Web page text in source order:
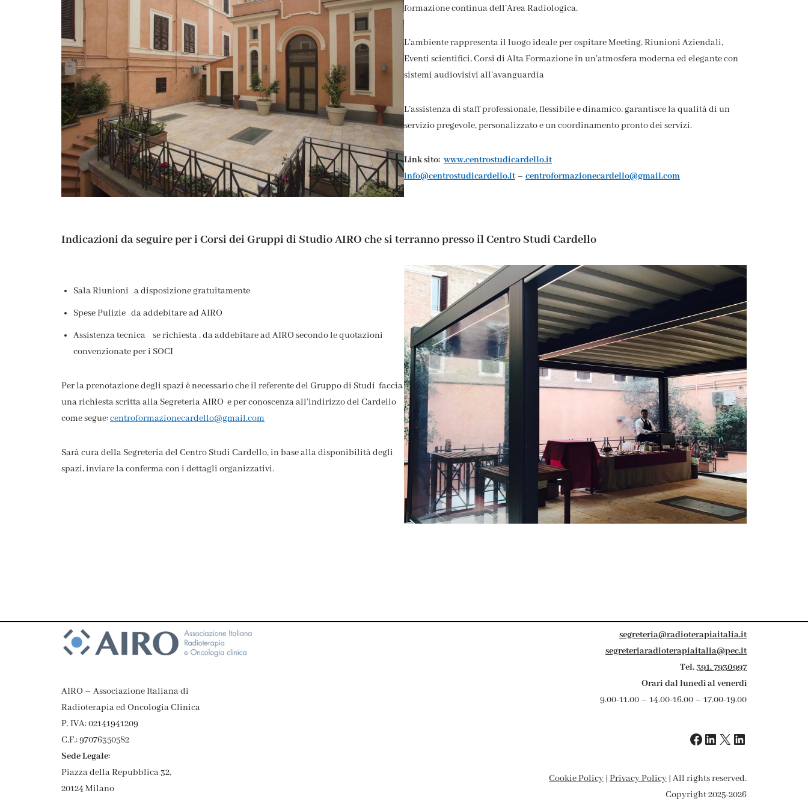
formazione continua dell’Area Radiologica.
L’ambiente rappresenta il luogo ideale per ospitare Meeting, Riunioni Aziendali,
Eventi scientifici, Corsi di Alta Formazione in un’atmosfera moderna ed elegante con
sistemi audiovisivi all’avanguardia
L’assistenza di staff professionale, flessibile e dinamico, garantisce la qualità di un
servizio pregevole, personalizzato e un coordinamento pronto dei servizi.
Link sito: www.centrostudicardello.it
info@centrostudicardello.it– centroformazionecardello@gmail.com
Indicazioni da seguire per i Corsi dei Gruppi di Studio AIRO che si terranno presso il Centro Studi Cardello
Sala Riunioni a disposizione gratuitamente
Spese Pulizie da addebitare ad AIRO
Assistenza tecnica se richiesta , da addebitare ad AIRO secondo le quotazioni
convenzionate per i SOCI
Per la prenotazione degli spazi è necessario che il referente del Gruppo di Studi faccia
una richiesta scritta alla Segreteria AIRO e per conoscenza all’indirizzo del Cardello
come segue:centroformazionecardello@gmail.com
Sarà cura della Segreteria del Centro Studi Cardello, in base alla disponibilità degli
spazi, inviare la conferma con i dettagli organizzativi.
AIRO – Associazione Italiana di
Radioterapia ed Oncologia Clinica
P. IVA: 02141941209
C.F.: 97076350582
Sede Legale:
Piazza della Repubblica 32,
20124 Milano
segreteria@radioterapiaitalia.it
segreteriaradioterapiaitalia@pec.it
Tel.391. 7930997
Orari dal lunedì al venerdì
9.00-11.00 – 14.00-16.00 – 17.00-19.00
Cookie Policy | Privacy Policy | All rights reserved.
Copyright 2025-2026